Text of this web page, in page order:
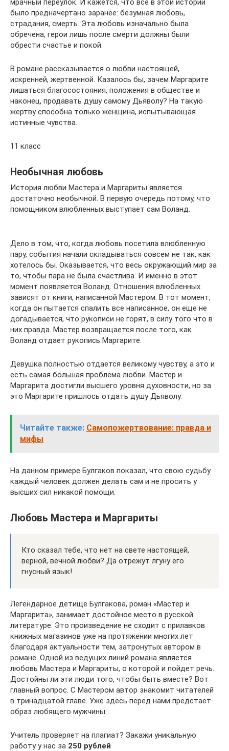
было предначертано заранее: безумная любовь,
страдания, смерть. Эта любовь изначально была
обречена, герои лишь после смерти должны были
обрести счастье и покой.
В романе рассказывается о любви настоящей,
искренней, жертвенной. Казалось бы, зачем Маргарите
лишаться благосостояния, положения в обществе и
наконец, продавать душу самому Дьяволу? На такую
жертву способна только женщина, испытывающая
истинные чувства.
11 класс
Необычная любовь
История любви Мастера и Маргариты является
достаточно необычной. В первую очередь потому, что
помощником влюбленных выступает сам Воланд.
Дело в том, что, когда любовь посетила влюбленную
пару, события начали складываться совсем не так, как
хотелось бы. Оказывается, что весь окружающий мир за
то, чтобы пара не была счастлива. И именно в этот
момент появляется Воланд. Отношения влюбленных
зависят от книги, написанной Мастером. В тот момент,
когда он пытается спалить все написанное, он еще не
догадывается, что рукописи не горят, в силу того что в
них правда. Мастер возвращается после того, как
Воланд отдает рукопись Маргарите.
Девушка полностью отдается великому чувству, а это и
есть самая большая проблема любви. Мастер и
Маргарита достигли высшего уровня духовности, но за
это Маргарите пришлось отдать душу Дьяволу.
Читайте также: Самопожертвование: правда и
мифы
На данном примере Булгаков показал, что свою судьбу
каждый человек должен делать сам и не просить у
высших сил никакой помощи.
Любовь Мастера и Маргариты
Кто сказал тебе, что нет на свете настоящей,
верной, вечной любви? Да отрежут лгуну его
гнусный язык!
Легендарное детище Булгакова, роман «Мастер и
Маргарита», занимает достойное место в русской
литературе. Это произведение не сходит с прилавков
книжных магазинов уже на протяжении многих лет
благодаря актуальности тем, затронутых автором в
романе. Одной из ведущих линий романа является
любовь Мастера и Маргариты, о которой и пойдет речь.
Достойны ли эти люди того, чтобы быть вместе? Вот
главный вопрос. С Мастером автор знакомит читателей
в тринадцатой главе. Уже здесь перед нами предстает
образ любящего мужчины.
Учитель проверяет на плагиат? Закажи уникальную
работу у нас за 250 рублей